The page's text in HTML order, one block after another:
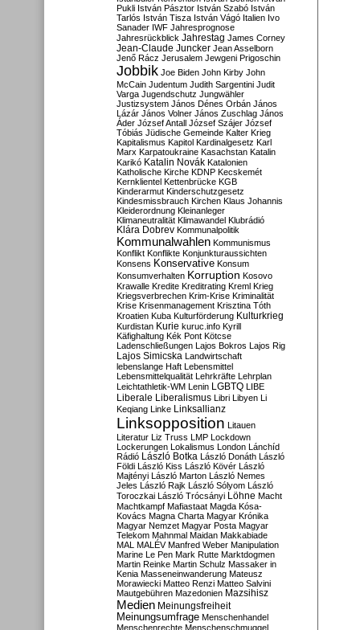
Pukli István Pásztor István Szabó István
Tarlós István Tisza István Vágó Italien Ivo
Sanader IWF Jahresprognose
Jahresrückblick Jahrestag James Corney
Jean-Claude Juncker Jean Asselborn
Jenő Rácz Jerusalem Jewgeni Prigoschin
Jobbik Joe Biden John Kirby John
McCain Judentum Judith Sargentini Judit
Varga Jugendschutz Jungwähler
Justizsystem János Dénes Orbán János
Lázár János Volner János Zuschlag János
Áder József Antall József Szájer József
Tóbiás Jüdische Gemeinde Kalter Krieg
Kapitalismus Kapitol Kardinalgesetz Karl
Marx Karpatoukraine Kasachstan Katalin
Karikó Katalin Novák Katalonien
Katholische Kirche KDNP Kecskemét
Kernklientel Kettenbrücke KGB
Kinderarmut Kinderschutzgesetz
Kindesmissbrauch Kirchen Klaus Johannis
Kleiderordnung Kleinanleger
Klimaneutralität Klimawandel Klubrádió
Klára Dobrev Kommunalpolitik
Kommunalwahlen Kommunismus
Konflikt Konflikte Konjunkturaussichten
Konsens Konservative Konsum
Konsumverhalten Korruption Kosovo
Krawalle Kredite Kreditrating Kreml Krieg
Kriegsverbrechen Krim-Krise Kriminalität
Krise Krisenmanagement Krisztina Tóth
Kroatien Kuba Kulturförderung Kulturkrieg
Kurdistan Kurie kuruc.info Kyrill
Käfighaltung Kék Pont Kötcse
Ladenschließungen Lajos Bokros Lajos Rig
Lajos Simicska Landwirtschaft
lebenslange Haft Lebensmittel
Lebensmittelqualität Lehrkräfte Lehrplan
Leichtathletik-WM Lenin LGBTQ LIBE
Liberale Liberalismus Libri Libyen Li
Keqiang Linke Linksallianz
Linksopposition Litauen
Literatur Liz Truss LMP Lockdown
Lockerungen Lokalismus London Lánchíd
Rádió
László Botka László Donáth László
Földi László Kiss László Kövér László
Majtényi László Marton László Nemes
Jeles László Rajk László Sólyom László
Toroczkai László Trócsányi Löhne Macht
Machtkampf Mafiastaat Magda Kósa-
Kovács Magna Charta Magyar Krónika
Magyar Nemzet Magyar Posta Magyar
Telekom Mahnmal Maidan Makkabiade
MAL MALÉV Manfred Weber Manipulation
Marine Le Pen Mark Rutte Marktdogmen
Martin Reinke Martin Schulz Massaker in
Kenia Masseneinwanderung Mateusz
Morawiecki Matteo Renzi Matteo Salvini
Mautgebühren Mazedonien Mazsihisz
Medien Meinungsfreiheit
Meinungsumfrage Menschenhandel
Menschenrechte Menschenschmuggel